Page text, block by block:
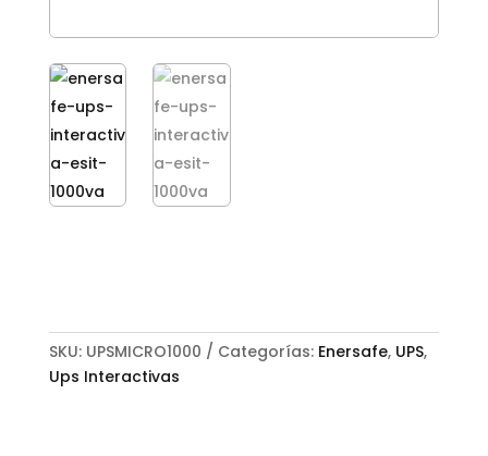
SKU: UPSMICRO1000 Categorías: Enersafe, UPS,
Ups Interactivas